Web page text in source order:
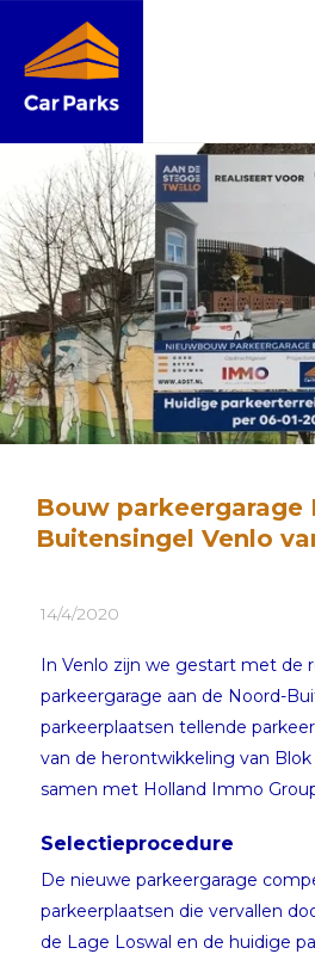
Bouw parkeergarage
Buitensingel Venlo
14/4/2020
In Venlo zijn we gestart met de
parkeergarage aan de Noord-
parkeerplaatsen tellende
van de herontwikkeling van
samen met Holland Immo
Selectieprocedure
De nieuwe parkeergarage
parkeerplaatsen die vervallen
de Lage Loswal en de huidige